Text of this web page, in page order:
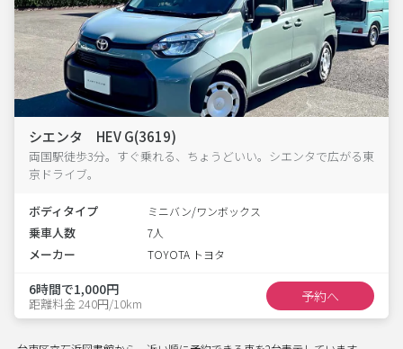
シエンタ HEV G(3619)
両国駅徒歩3分。すぐ乗れる、ちょうどいい。シエンタで広がる東
京ドライブ。
ボディタイプ ミニバン/ワンボックス
乗車人数 7人
メーカー TOYOTA トヨタ
6時間で1,000円
距離料金 240円/10km 予約へ